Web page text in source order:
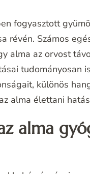
fogyasztott
révén. Számos
alma az orvost
tudományosan
különös
alma élettani
alma